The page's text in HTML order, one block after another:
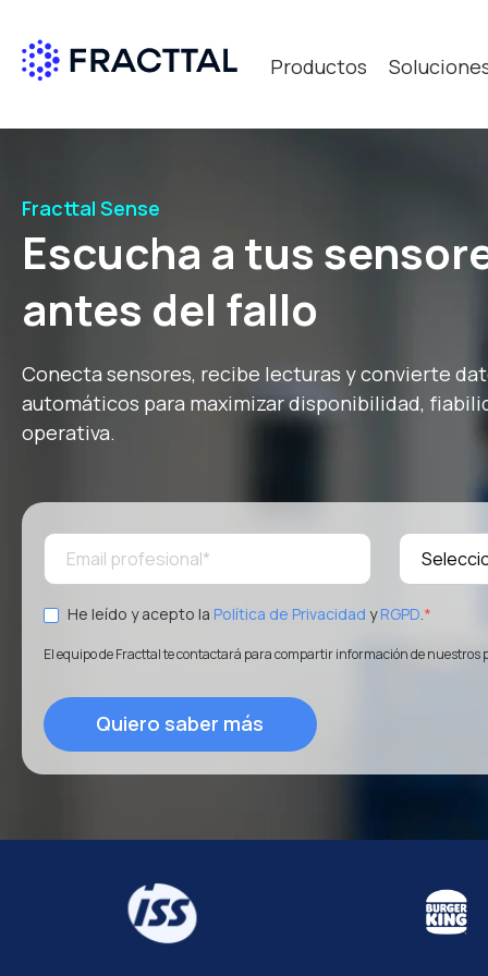
Productos
Qué
Fracttal Sense
Escucha a tus
antes del fallo
Conecta sensores, recibe lecturas y convierte
automáticos para maximizar disponibilidad,
operativa.
He leído y acepto la Política de Privacidad yRGPD.*
El equipo de Fracttal te contactará para compartir información de nuestros